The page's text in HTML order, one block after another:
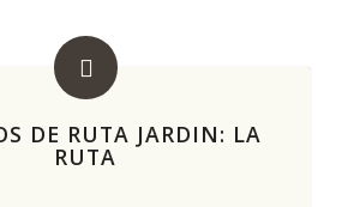
DE RUTA JARDIN: LA
RUTA